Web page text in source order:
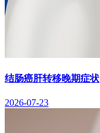
结肠癌肝转移晚期症状
2026-07-23